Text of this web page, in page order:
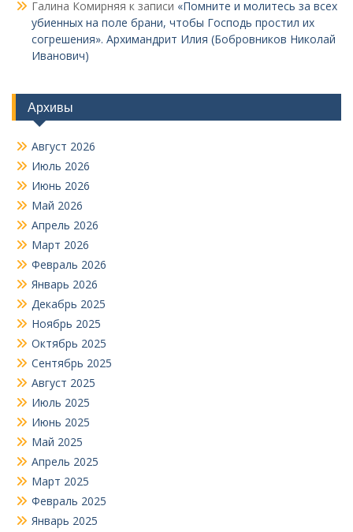
Галина Комирняя к записи «Помните и молитесь за всех
убиенных на поле брани, чтобы Господь простил их
согрешения». Архимандрит Илия (Бобровников Николай
Иванович)
Архивы
Август 2026
Июль 2026
Июнь 2026
Май 2026
Апрель 2026
Март 2026
Февраль 2026
Январь 2026
Декабрь 2025
Ноябрь 2025
Октябрь 2025
Сентябрь 2025
Август 2025
Июль 2025
Июнь 2025
Май 2025
Апрель 2025
Март 2025
Февраль 2025
Январь 2025